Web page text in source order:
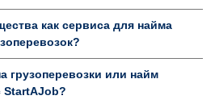
как сервиса для найма
грузоперевозки или найм
StartAJob?